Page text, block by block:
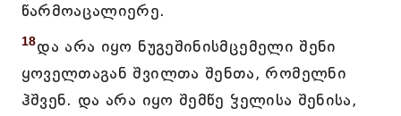
წარმოაცალიერე.
18და არა იყო ნუგეშინისმცემელი შენი
ყოველთაგან შვილთა შენთა, რომელნი
ჰშვენ. და არა იყო შემწე ჴელისა შენისა,